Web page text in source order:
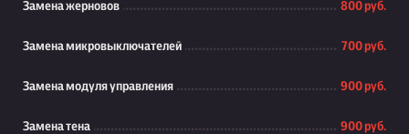
Замена жерновов 800 руб.
Замена микровыключателей 700 руб.
Замена модуля управления 900 руб.
Замена тена 900 руб.